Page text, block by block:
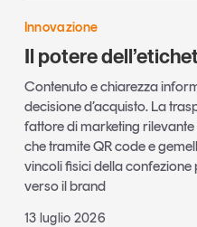
Innovazione
Il potere
Contenuto e chiarezza
decisione d’acquisto. La
fattore di marketing
che tramite QR code e
vincoli fisici della
verso il brand
13 luglio 2026